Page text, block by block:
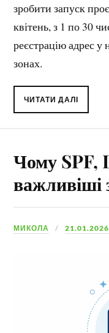
зробити запуск
квітень, з 1 по 30
реєстрацію адрес
зонах.
ЧИТАТИ ДАЛІ
Чому SPF,
важливіші
МИКОЛА 21.01.2026